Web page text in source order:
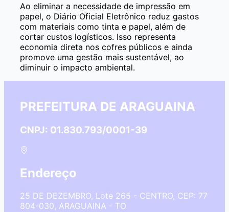
Ao eliminar a necessidade de impressão em
papel, o Diário Oficial Eletrônico reduz gastos
com materiais como tinta e papel, além de
cortar custos logísticos. Isso representa
economia direta nos cofres públicos e ainda
promove uma gestão mais sustentável, ao
diminuir o impacto ambiental.
PREFEITURA DE ARAGUAINA
CNPJ: 01.830.793/0001-39
Endereço
25 DE DEZEMBRO, Lote 265 - CENTRO, CEP: 77
804-030, ARAGUAINA - TO